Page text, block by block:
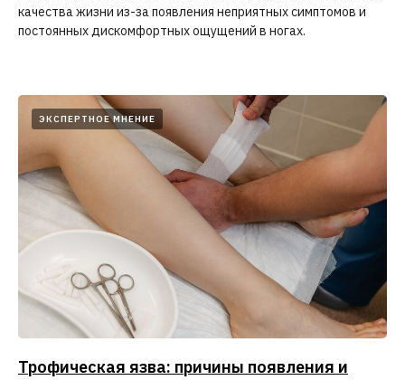
качества жизни из-за появления неприятных симптомов и
постоянных дискомфортных ощущений в ногах.
ЭКСПЕРТНОЕ МНЕНИЕ
Трофическая язва: причины появления и
ЗАПИСАТЬСЯ НА ПРИЁМ
2 000 ₽
Отзывы в 2ГИС от
наших пациентов